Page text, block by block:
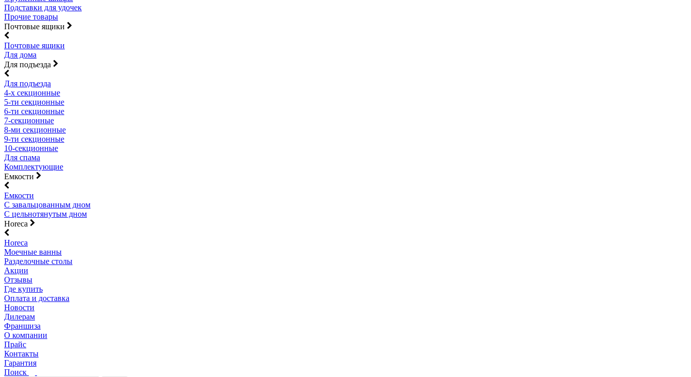
Подставки для удочек
Прочие товары
Почтовые ящики
Почтовые ящики
Для дома
Для подъезда
Для подъезда
4-х секционные
5-ти секционные
6-ти секционные
7-секционные
8-ми секционные
9-ти секционные
10-секционные
Для спама
Комплектующие
Емкости
Емкости
С завальцованным дном
С цельнотянутым дном
Horeca
Horeca
Моечные ванны
Разделочные столы
Акции
Отзывы
Где купить
Оплата и доставка
Новости
Дилерам
Франшиза
О компании
Прайс
Контакты
Гарантия
Поиск